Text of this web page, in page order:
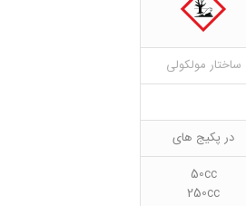
ساختار مولکولی
در پکیج های
50cc
250cc